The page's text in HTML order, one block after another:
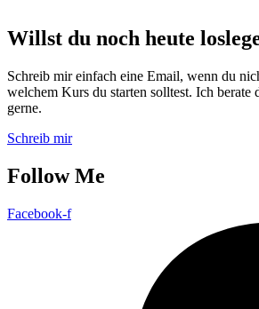
Willst du noch heute
Schreib mir einfach eine Email, wenn du
welchem Kurs du starten solltest. Ich berate
gerne.
Schreib mir
Follow Me
Facebook-f